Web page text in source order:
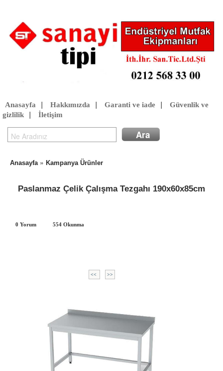
Anasayfa Hakkımızda Garanti ve iade
Güvenlik ve
gizlilik
İletişim
Anasayfa» Kampanya Ürünler
Paslanmaz Çelik Çalışma Tezgahı 190x60x85cm
0 Yorum 554 Okunma
<< >>